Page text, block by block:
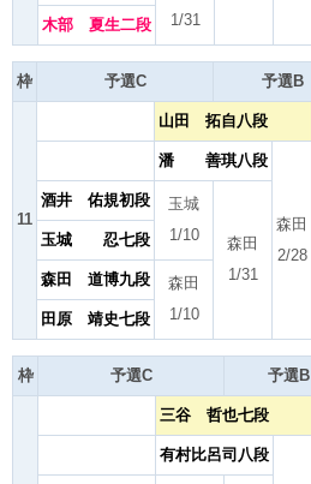
1/31
木部 夏生二段
枠 予選C 予選B
11
山田 拓自八段
潘 善琪八段
森田
2/28
酒井 佑規初段
玉城
1/10
森田
1/31
玉城 忍七段
森田 道博九段
森田
1/10
田原 靖史七段
枠 予選C 予選B
三谷 哲也七段
有村比呂司八段